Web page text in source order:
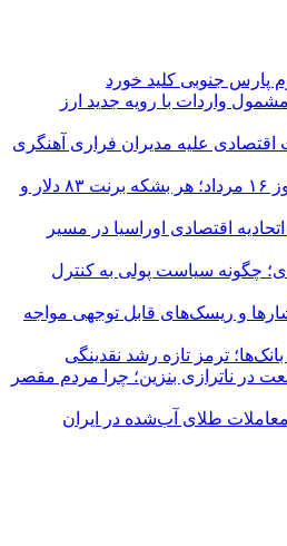
پارس جنوبی کلید خورد
واردات با رویه جدید ارز
اقتصادی علیه مدیران فراری آهنگری
قیمت جهانی نفت امروز ۱۶ مرداد؛ هر بشکه برنت ۸۳ دلار و
اقتصادی اوراسیا در مسیر
چگونه سیاست پولی به کنترل
فشارها و ریسک‌های قابل توجهی مواجه
ترمز تازه رشد نقدینگی
در ناترازی بنزین؛ چرا مردم مقصر
طلای آب‌شده در ایران